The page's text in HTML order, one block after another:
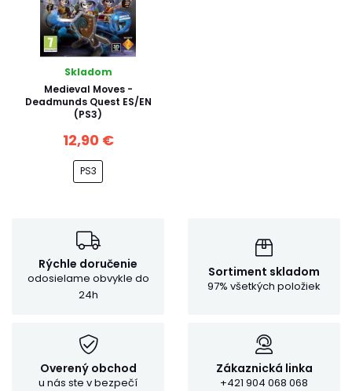
Skladom
Medieval Moves -
Deadmunds Quest ES/EN
(PS3)
12,90 €
PS3
Rýchle doručenie
odosielame obvykle do
24h
Sortiment skladom
97% všetkých položiek
Overený obchod
u nás ste v bezpečí
Zákaznická linka
+421 904 068 068